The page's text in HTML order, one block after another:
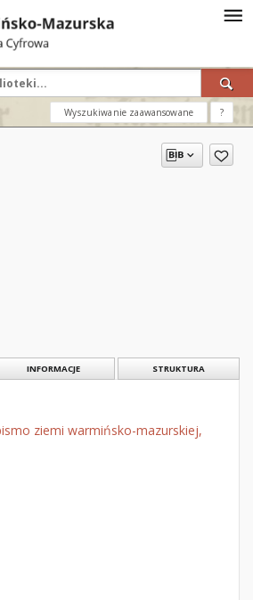
Wyszukiwanie zaawansowane ?
INFORMACJE STRUKTURA
ziemi warmińsko-mazurskiej,